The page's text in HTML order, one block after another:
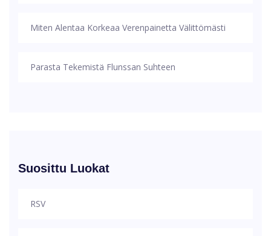
Miten Alentaa Korkeaa Verenpainetta Välittömästi
Parasta Tekemistä Flunssan Suhteen
Suosittu Luokat
RSV